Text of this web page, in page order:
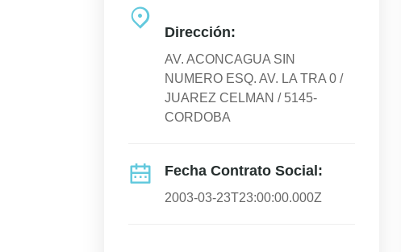
Dirección:
AV. ACONCAGUA SIN
NUMERO ESQ. AV. LA TRA 0 /
JUAREZ CELMAN / 5145-
CORDOBA
Fecha Contrato Social:
2003-03-23T23:00:00.000Z